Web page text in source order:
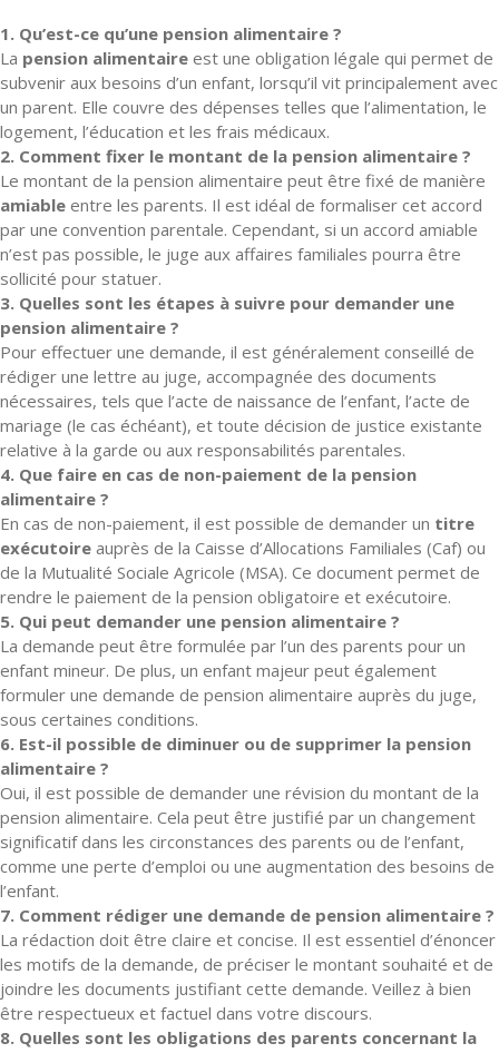
1. Qu’est-ce qu’une pension alimentaire ?
La pension alimentaire est une obligation légale qui permet de
subvenir aux besoins d’un enfant, lorsqu’il vit principalement avec
un parent. Elle couvre des dépenses telles que l’alimentation, le
logement, l’éducation et les frais médicaux.
2. Comment fixer le montant de la pension alimentaire ?
Le montant de la pension alimentaire peut être fixé de manière
amiable entre les parents. Il est idéal de formaliser cet accord
par une convention parentale. Cependant, si un accord amiable
n’est pas possible, le juge aux affaires familiales pourra être
sollicité pour statuer.
3. Quelles sont les étapes à suivre pour demander une
pension alimentaire ?
Pour effectuer une demande, il est généralement conseillé de
rédiger une lettre au juge, accompagnée des documents
nécessaires, tels que l’acte de naissance de l’enfant, l’acte de
mariage (le cas échéant), et toute décision de justice existante
relative à la garde ou aux responsabilités parentales.
4. Que faire en cas de non-paiement de la pension
alimentaire ?
En cas de non-paiement, il est possible de demander un titre
exécutoire auprès de la Caisse d’Allocations Familiales (Caf) ou
de la Mutualité Sociale Agricole (MSA). Ce document permet de
rendre le paiement de la pension obligatoire et exécutoire.
5. Qui peut demander une pension alimentaire ?
La demande peut être formulée par l’un des parents pour un
enfant mineur. De plus, un enfant majeur peut également
formuler une demande de pension alimentaire auprès du juge,
sous certaines conditions.
6. Est-il possible de diminuer ou de supprimer la pension
alimentaire ?
Oui, il est possible de demander une révision du montant de la
pension alimentaire. Cela peut être justifié par un changement
significatif dans les circonstances des parents ou de l’enfant,
comme une perte d’emploi ou une augmentation des besoins de
l’enfant.
7. Comment rédiger une demande de pension alimentaire ?
La rédaction doit être claire et concise. Il est essentiel d’énoncer
les motifs de la demande, de préciser le montant souhaité et de
joindre les documents justifiant cette demande. Veillez à bien
être respectueux et factuel dans votre discours.
8. Quelles sont les obligations des parents concernant la